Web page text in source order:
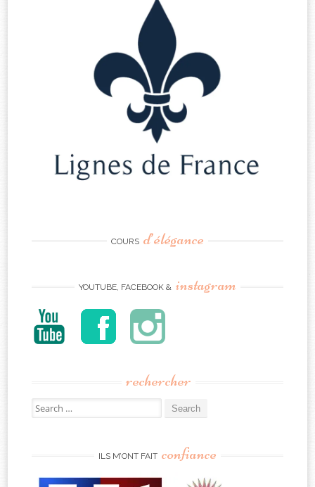
COURS d’élégance
YOUTUBE, FACEBOOK & instagram
rechercher
Search
for:
ILS M’ONT FAIT confiance